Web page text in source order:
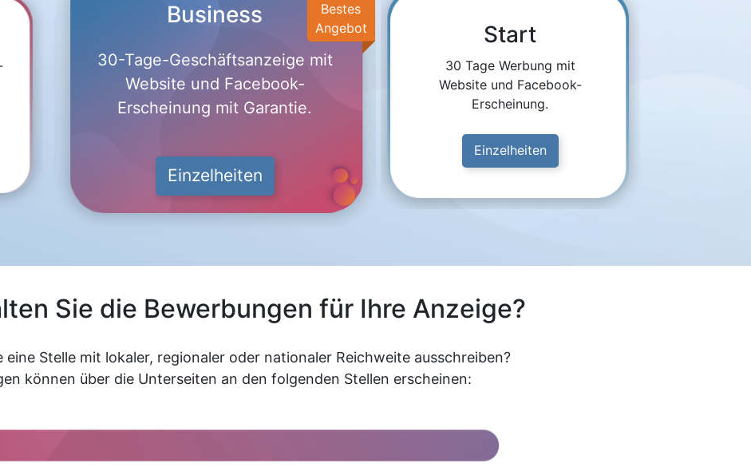
Bestes
Angebot
Business
30-Tage-Geschäftsanzeige mit
Website und Facebook-
Erscheinung mit Garantie.
Einzelheiten
Start
30 Tage Werbung mit
Website und Facebook-
Erscheinung.
Einzelheiten
Sie die Bewerbungen für Ihre Anzeige?
eine Stelle mit lokaler, regionaler oder nationaler Reichweite ausschreiben?
können über die Unterseiten an den folgenden Stellen erscheinen: